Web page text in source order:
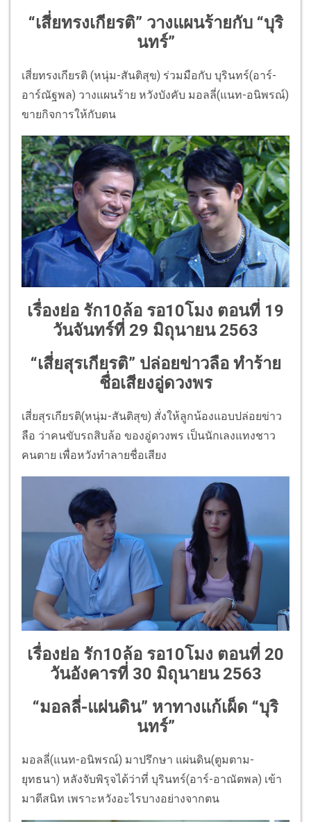
“เสี่ยทรงเกียรติ” วางแผนร้ายกับ “บุริ
นทร์”
เสี่ยทรงเกียรติ (หนุ่ม-สันติสุข) ร่วมมือกับ บุรินทร์(อาร์-
อาร์ณัฐพล) วางแผนร้าย หวังบังคับ มอลลี่(แนท-อนิพรณ์)
ขายกิจการให้กับตน
เรื่องย่อ รัก10ล้อ รอ10โมง ตอนที่ 19
วันจันทร์ที่ 29 มิถุนายน 2563
“เสี่ยสุรเกียรติ” ปล่อยข่าวลือ ทำร้าย
ชื่อเสียงอู่ดวงพร
เสี่ยสุรเกียรติ(หนุ่ม-สันติสุข) สั่งให้ลูกน้องแอบปล่อยข่าว
ลือ ว่าคนขับรถสิบล้อ ของอู่ดวงพร เป็นนักเลงแทงชาว
คนตาย เพื่อหวังทำลายชื่อเสียง
เรื่องย่อ รัก10ล้อ รอ10โมง ตอนที่ 20
วันอังคารที่ 30 มิถุนายน 2563
“มอลลี่-แผ่นดิน” หาทางแก้เผ็ด “บุริ
นทร์”
มอลลี่(แนท-อนิพรณ์) มาปรึกษา แผ่นดิน(ตูมตาม-
ยุทธนา) หลังจับพิรุจได้ว่าที่ บุรินทร์(อาร์-อาณัตพล) เข้า
มาตีสนิท เพราะหวังอะไรบางอย่างจากตน